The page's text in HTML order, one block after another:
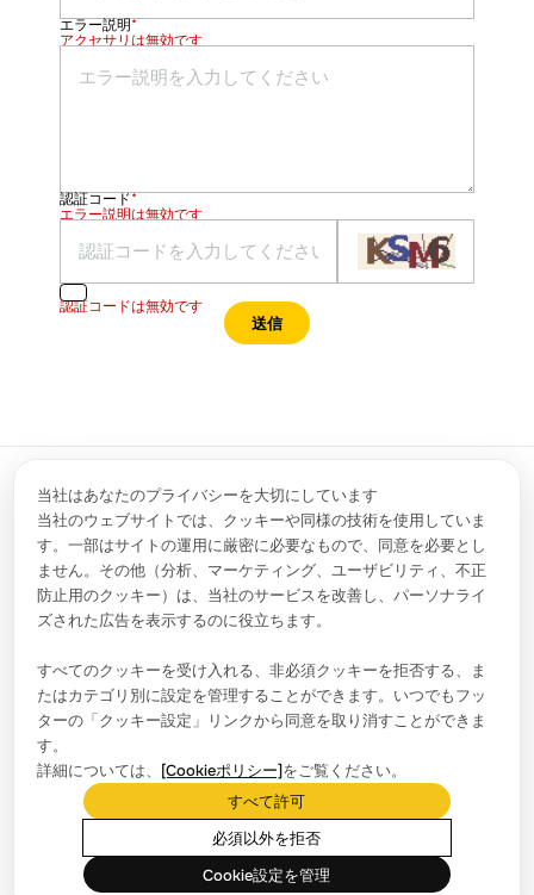
アクセサリは無効です
エラー説明*
エラー説明は無効です
認証コード*
認証コードは無効です
送信
当社はあなたのプライバシーを大切にしています
当社のウェブサイトでは、クッキーや同様の技術を使用していま
す。一部はサイトの運用に厳密に必要なもので、同意を必要とし
ません。その他（分析、マーケティング、ユーザビリティ、不正
防止用のクッキー）は、当社のサービスを改善し、パーソナライ
ズされた広告を表示するのに役立ちます。
すべてのクッキーを受け入れる、非必須クッキーを拒否する、ま
たはカテゴリ別に設定を管理することができます。いつでもフッ
ターの「クッキー設定」リンクから同意を取り消すことができま
す。
詳細については、 [Cookieポリシー]をご覧ください。
すべて許可
必須以外を拒否
Cookie設定を管理
お問い合わせ
info.jp@rigol.com ; service.jp@rigol.com
0120－075－088
フォローする
記者会場
会社のニュース
会社紹介
所在地と設備
ディーラー検索